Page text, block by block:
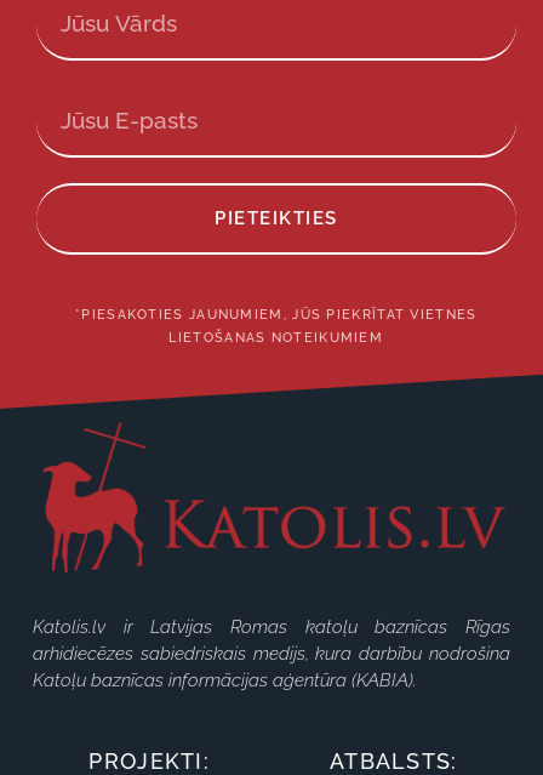
PIETEIKTIES
*PIESAKOTIES JAUNUMIEM, JŪS PIEKRĪTAT VIETNES
LIETOŠANAS NOTEIKUMIEM
Katolis.lv ir Latvijas Romas katoļu baznīcas Rīgas
arhidiecēzes sabiedriskais medijs, kura darbību nodrošina
Katoļu baznīcas informācijas aģentūra (KABIA).
PROJEKTI: ATBALSTS: